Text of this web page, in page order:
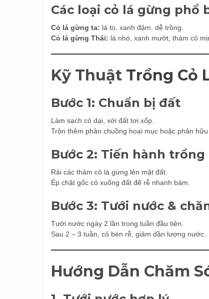
Các loại cỏ lá gừng phổ
Cỏ lá gừng ta: lá to, xanh đậm, dễ trồng.
Cỏ lá gừng Thái: lá nhỏ, xanh mướt, thảm cỏ
Kỹ Thuật Trồng Cỏ
Bước 1: Chuẩn bị đất
Làm sạch cỏ dại, xới đất tơi xốp.
Trộn thêm phân chuồng hoai mục hoặc phân
Bước 2: Tiến hành trồng
Rải các thảm cỏ lá gừng lên mặt đất.
Ép chặt gốc cỏ xuống đất để rễ nhanh bám.
Bước 3: Tưới nước &
Tưới nước ngày 2 lần trong tuần đầu tiên.
Sau 2 – 3 tuần, cỏ bén rễ, giảm dần lượng nước.
Hướng Dẫn Chăm